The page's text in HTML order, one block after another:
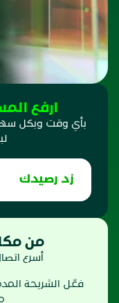
ارفع
بأي وقت وبكل
زد رصيدك
من
أسرع
فعّل الشريحة